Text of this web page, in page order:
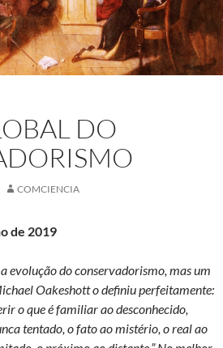
DO
COMCIENCIA
de 2019
evolução do conservadorismo, mas um
Oakeshott o definiu perfeitamente:
o que é familiar ao desconhecido,
tentado, o fato ao mistério, o real ao